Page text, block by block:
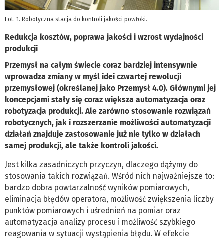
Fot. 1. Robotyczna stacja do kontroli jakości powłoki.
Redukcja kosztów, poprawa jakości i wzrost wydajności
produkcji
Przemysł na całym świecie coraz bardziej intensywnie
wprowadza zmiany w myśl idei czwartej rewolucji
przemysłowej (określanej jako Przemysł 4.0). Głównymi jej
koncepcjami stały się coraz większa automatyzacja oraz
robotyzacja produkcji. Ale zarówno stosowanie rozwiązań
robotycznych, jak i rozszerzanie możliwości automatyzacji
działań znajduje zastosowanie już nie tylko w działach
samej produkcji, ale także kontroli jakości.
Jest kilka zasadniczych przyczyn, dlaczego dążymy do
stosowania takich rozwiązań. Wśród nich najważniejsze to:
bardzo dobra powtarzalność wyników pomiarowych,
eliminacja błędów operatora, możliwość zwiększenia liczby
punktów pomiarowych i uśrednień na pomiar oraz
automatyzacja analizy procesu i możliwość szybkiego
reagowania w sytuacji wystąpienia błędu. W efekcie